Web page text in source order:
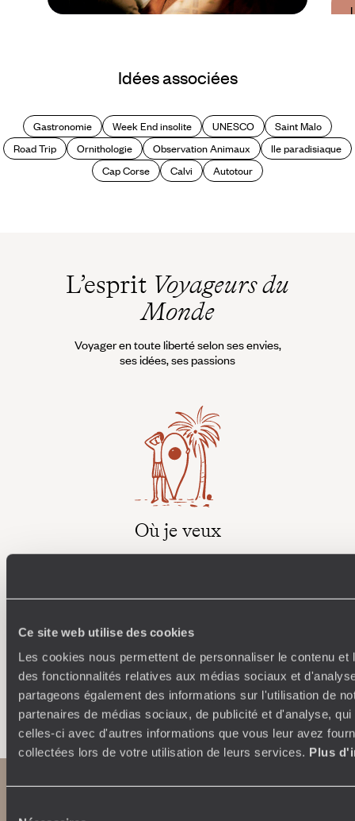
Ce site web utilise des cookies
Les cookies nous permettent de personnaliser le contenu et
des fonctionnalités relatives aux médias sociaux et
partageons également des informations sur l'utilisation de
partenaires de médias sociaux, de publicité et d'analyse,
celles-ci avec d'autres informations que vous leur avez
collectées lors de votre utilisation de leurs services. Plus
Quand partir en France
Idées associées
Gastronomie Week End insolite UNESCO
Saint Malo
Road Trip
Ornithologie Observation Animaux
Ile paradisiaque
Cap Corse
Calvi Autotour
L’esprit Voyageurs du
Monde
Voyager en toute liberté selon ses envies,
ses idées, ses passions
Où je veux
Faites créer votre voyage